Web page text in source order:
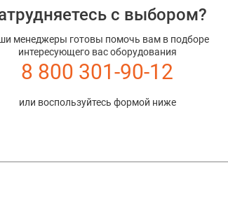
с выбором?
менеджеры готовы помочь вам в подборе
интересующего вас оборудования
8 800 301-90-12
или воспользуйтесь формой ниже